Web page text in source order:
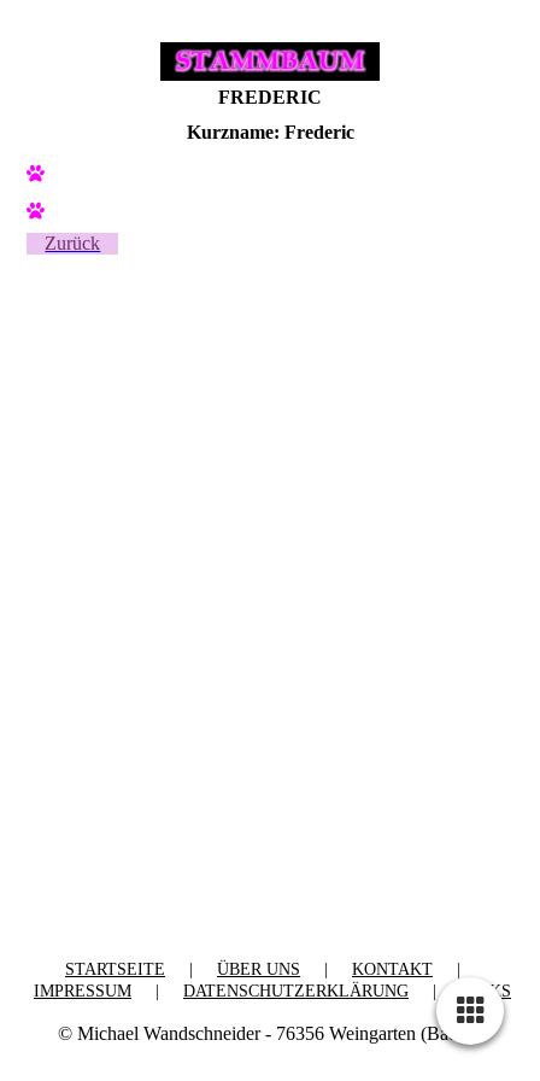
FREDERIC
Kurzname: Frederic
Zurück
STARTSEITE ÜBER UNS KONTAKT
IMPRESSUM
DATENSCHUTZERKLÄRUNG | LINKS
© Michael Wandschneider - 76356 Weingarten (Baden)